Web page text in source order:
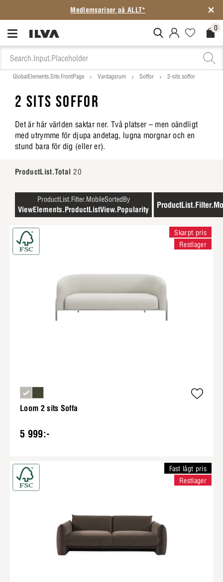
Medlemspriser på ALLT*
MitIlva.Login 0
GlobalElements.Site.FrontPage Vardagsrum Soffor 2-sits soffor
2 SITS SOFFOR
Det är här världen saktar ner. Två platser – men oändligt
med utrymme för djupa andetag, lugna morgnar och en
stund bara för dig (eller er).
ProductList.Total 20
ProductList.Filter.MobileSortedBy
ViewElements.ProductListView.Popularity
Loom 2 sits Soffa
5 999:-
Skarpt pris
Restlager
Fast lågt pris
Restlager